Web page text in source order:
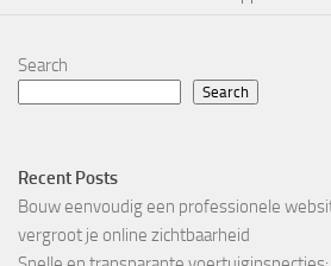
Search
Search
Recent Posts
Bouw eenvoudig een professionele
vergroot je online zichtbaarheid